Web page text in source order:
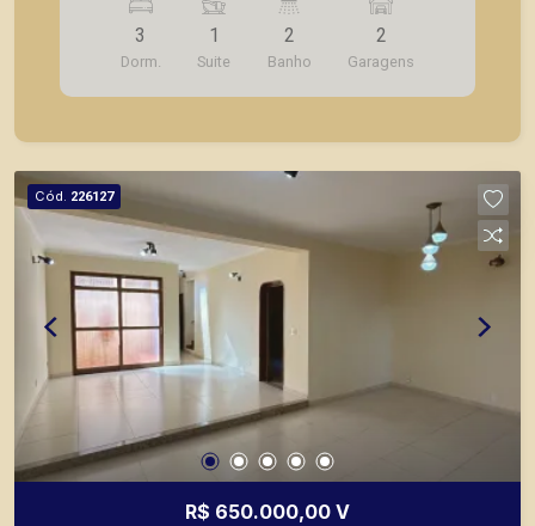
Varanda; - Cozinha; - Lavanderia - 02 vagas de
garagem coberta; - Portão basculante social
embutido; A Piramid tem como objetivo atender
seus clientes com agilidade e segurança, em
Ribeirão Preto.
3
Dorm.
1
Suite
2
Banho
2
Garagens
Cód. 226127
R$ 650.000,00 V